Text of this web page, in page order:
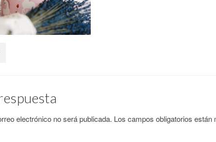
electrónico no será publicada. Los campos obligatorios están